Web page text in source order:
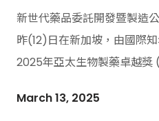
新世代藥品委託開發暨製造
昨(12)日在新加坡，由國際
2025年亞太生物製藥卓越
March 13, 2025